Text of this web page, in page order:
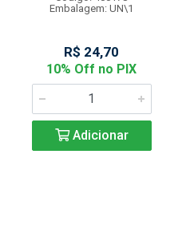
Embalagem: UN\1
R$ 24,70
10% Off no PIX
Adicionar